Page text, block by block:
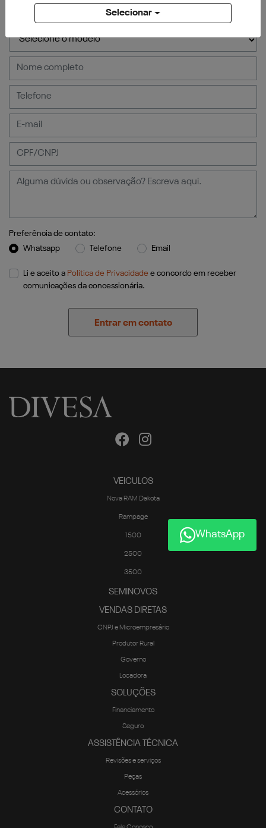
Preferência de contato:
Whatsapp
Telefone Email
Li e aceito a Política de Privacidade e concordo em receber
comunicações da concessionária.
Entrar em contato
VEICULOS
Nova RAM Dakota
Rampage
1500
2500
3500
SEMINOVOS
VENDAS DIRETAS
CNPJ e Microempresário
Produtor Rural
Governo
Locadora
SOLUÇÕES
Financiamento
Seguro
ASSISTÊNCIA TÉCNICA
Revisões e serviços
Peças
Acessórios
CONTATO
WhatsApp
Selecionar